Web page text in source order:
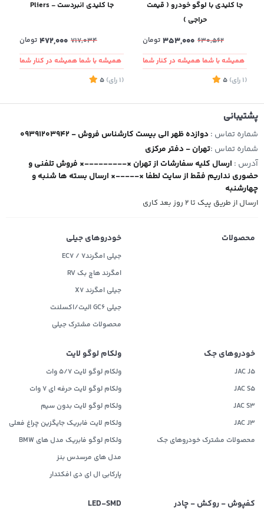
جا کلیدی با لوگو خودرو ( قیمت
حراجی )
630,562
353,000 تومان
همیشه با شما همیشه در کنار شما
(1 رای)
5
جا کلیدی انبردست - Pliers
717,034
472,000 تومان
همیشه با شما همیشه در کنار شما
(1 رای)
5
پشتیبانی
شماره تماس : 09391203942 - دوازده ظهر الی بیست کارشناس فروش
شماره تماس :تهران - دفتر مرکزی
آدرس : ارسال کلیه سفارشات از تهران ×---------× فروش تلفنی و
حضوری نداریم فقط از سایت لطفا ×-----× ارسال بسته ها شنبه و
چهارشنبه
ارسال از طریق پیک تا ۲ روز بعد کاری
محصولات خودروهای جیلی
جیلی امگرند۷ / EC7
امگرند هاچ بک RV
جیلی امگرند X7
جیلی GC6 الیت/اکسلنت
محصولات مشترک جیلی
خودروهای جک
JAC J5
JAC S5
JAC S3
JAC J3
محصولات مشترک خودروهای جک
ولکام لوگو لایت
ولکام لوگو لایت 5/7 وات
ولکام لوگو لایت حرفه ای 7 وات
ولکام لوگو لایت بدون سیم
ولکام لایت فابریک جایگزین چراغ فعلی
ولکام لوگو فابریک مدل های BMW
مدل های مرسدس بنز
پارکابی ال ای دی افکتدار
کفپوش - روکش - چادر LED‌-SMD